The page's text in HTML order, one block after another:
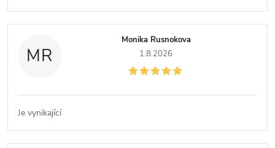
MR
Monika Rusnokova
1.8.2026
Je vynikající